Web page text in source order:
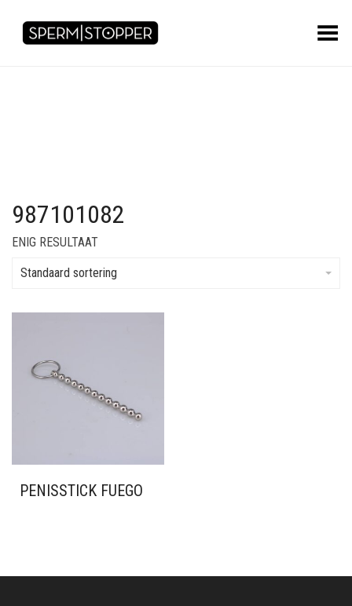
Toggle Menu
987101082
ENIG RESULTAAT
Standaard sortering
PENISSTICK FUEGO